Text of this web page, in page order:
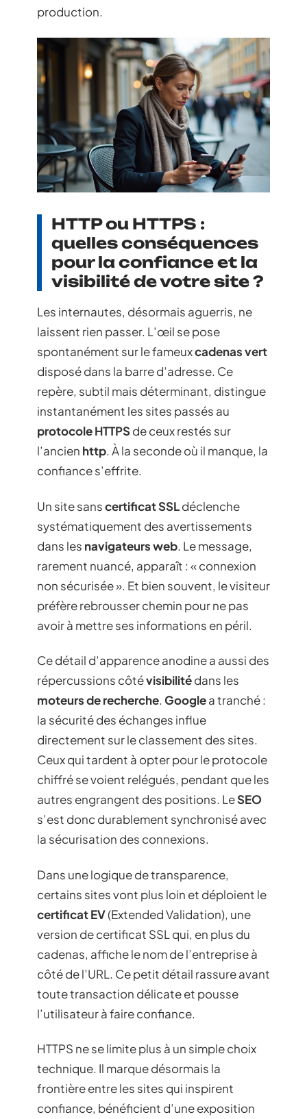
production.
HTTP ou HTTPS :
quelles conséquences
pour la confiance et la
visibilité de votre site ?
Les internautes, désormais aguerris, ne
laissent rien passer. L’œil se pose
spontanément sur le fameuxcadenas vert
disposé dans la barre d’adresse. Ce
repère, subtil mais déterminant, distingue
instantanément les sites passés au
protocole HTTPSde ceux restés sur
l’ancien http. À la seconde où il manque, la
confiance s’effrite.
Un site sanscertificat SSLdéclenche
systématiquement des avertissements
dans les navigateurs web. Le message,
rarement nuancé, apparaît : « connexion
non sécurisée ». Et bien souvent, le visiteur
préfère rebrousser chemin pour ne pas
avoir à mettre ses informations en péril.
Ce détail d’apparence anodine a aussi des
répercussions côtévisibilitédans les
moteurs de recherche. Googlea tranché :
la sécurité des échanges influe
directement sur le classement des sites.
Ceux qui tardent à opter pour le protocole
chiffré se voient relégués, pendant que les
autres engrangent des positions. LeSEO
s’est donc durablement synchronisé avec
la sécurisation des connexions.
Dans une logique de transparence,
certains sites vont plus loin et déploient le
certificat EV(Extended Validation), une
version de certificat SSL qui, en plus du
cadenas, affiche le nom de l’entreprise à
côté de l’URL. Ce petit détail rassure avant
toute transaction délicate et pousse
l’utilisateur à faire confiance.
HTTPS ne se limite plus à un simple choix
technique. Il marque désormais la
frontière entre les sites qui inspirent
confiance, bénéficient d’une exposition